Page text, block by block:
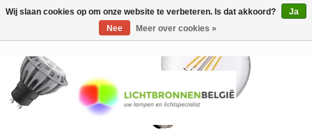
Toggle
Wij slaan cookies op om onze website te verbeteren. Is dat akkoord?
Ja
Nee
Meer over cookies »